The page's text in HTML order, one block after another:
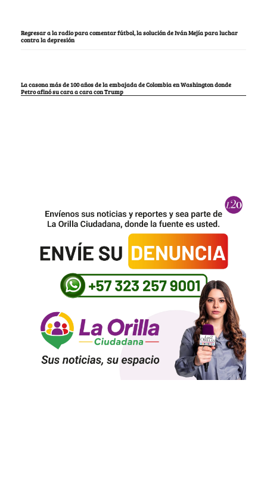
Regresar a la radio para comentar fútbol, la solución de Iván Mejía para luchar
contra la depresión
La casona más de 100 años de la embajada de Colombia en Washington donde
Petro afinó su cara a cara con Trump